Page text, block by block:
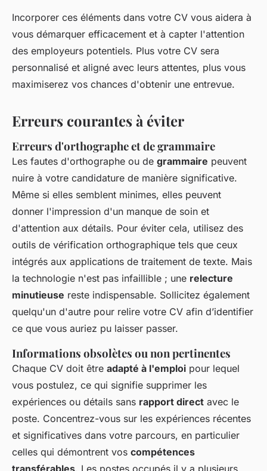
Incorporer ces éléments dans votre CV vous aidera à
vous démarquer efficacement et à capter l'attention
des employeurs potentiels. Plus votre CV sera
personnalisé et aligné avec leurs attentes, plus vous
maximiserez vos chances d'obtenir une entrevue.
Erreurs courantes à éviter
Erreurs d'orthographe et de grammaire
Les fautes d'orthographe ou de grammaire peuvent
nuire à votre candidature de manière significative.
Même si elles semblent minimes, elles peuvent
donner l'impression d'un manque de soin et
d'attention aux détails. Pour éviter cela, utilisez des
outils de vérification orthographique tels que ceux
intégrés aux applications de traitement de texte. Mais
la technologie n'est pas infaillible ; une relecture
minutieuse reste indispensable. Sollicitez également
quelqu'un d'autre pour relire votre CV afin d’identifier
ce que vous auriez pu laisser passer.
Informations obsolètes ou non pertinentes
Chaque CV doit être adapté à l'emploi pour lequel
vous postulez, ce qui signifie supprimer les
expériences ou détails sans rapport direct avec le
poste. Concentrez-vous sur les expériences récentes
et significatives dans votre parcours, en particulier
celles qui démontrent vos compétences